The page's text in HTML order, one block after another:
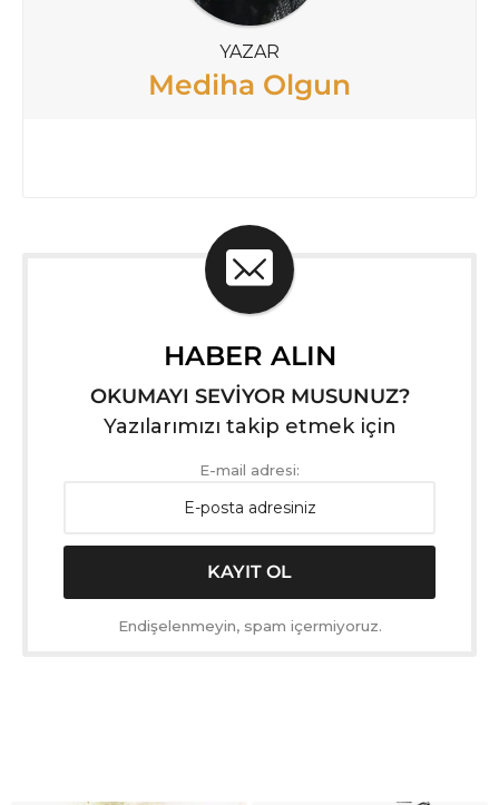
YAZAR
Mediha Olgun
HABER ALIN
OKUMAYI SEVİYOR MUSUNUZ?
Yazılarımızı takip etmek için
E-mail adresi:
Endişelenmeyin, spam içermiyoruz.